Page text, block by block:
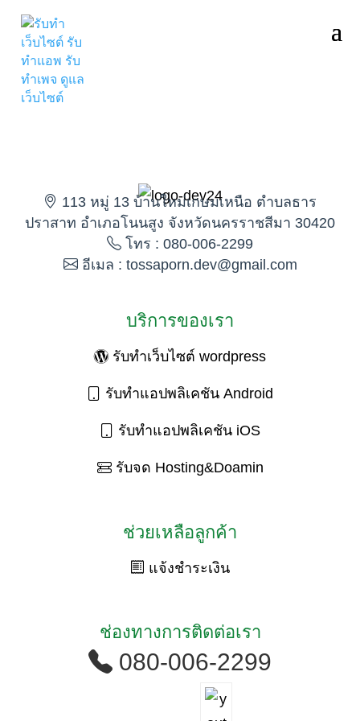
113 หมู่ 13 บ้านใหม่เกษมเหนือ ตำบลธาร
ปราสาท อำเภอโนนสูง จังหวัดนครราชสีมา 30420
โทร : 080-006-2299
อีเมล : tossaporn.dev@gmail.com
บริการของเรา
รับทำเว็บไซต์ wordpress
รับทำแอปพลิเคชัน Android
รับทำแอปพลิเคชัน iOS
รับจด Hosting&Doamin
ช่วยเหลือลูกค้า
แจ้งชำระเงิน
ช่องทางการติดต่อเรา
080-006-2299